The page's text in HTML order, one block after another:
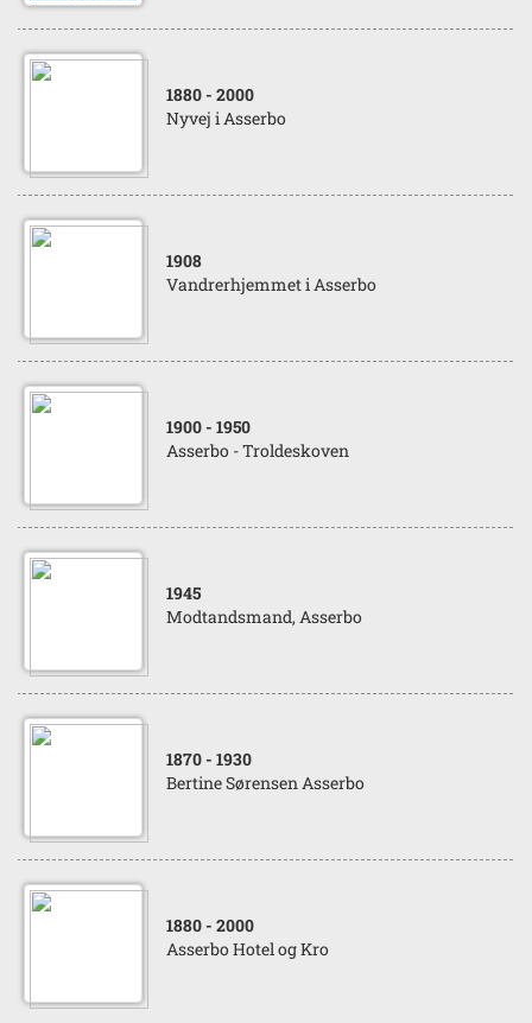
1880 - 2000
Nyvej i Asserbo
1908
Vandrerhjemmet i Asserbo
1900 - 1950
Asserbo - Troldeskoven
1945
Modtandsmand, Asserbo
1870 - 1930
Bertine Sørensen Asserbo
1880 - 2000
Asserbo Hotel og Kro